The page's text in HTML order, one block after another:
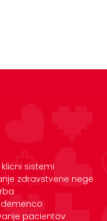
klicni sistemi
zdravstvene nege
demenco
pacientov